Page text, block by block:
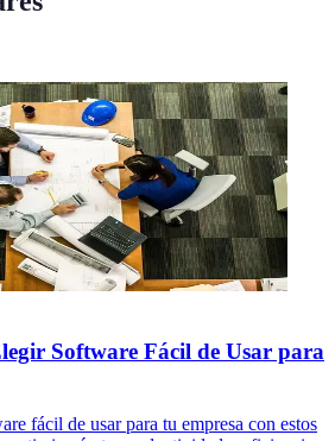
Software Fácil de Usar para
fácil de usar para tu empresa con estos